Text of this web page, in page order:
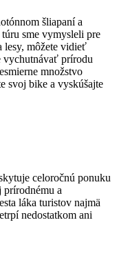
šliapaní a
sme vymysleli pre
lesy, môžete vidieť
vychutnávať prírodu
množstvo
svoj bike a vyskúšajte
celoročnú ponuku
prírodnému a
láka turistov najmä
nedostatkom ani